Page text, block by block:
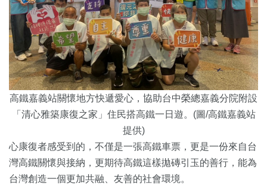
高鐵嘉義站關懷地方快遞愛心，協助台中榮總嘉義分院附設
「 清心雅築康復之家」住民搭高鐵一日遊。(圖/高鐵嘉義站
提供)
心康復者感受到的，不僅是一張高鐵車票， 更是一份來自台
灣高鐵關懷與接納， 更期待高鐵這樣拋磚引玉的善行，能為
台灣創造一個更加共融、 友善的社會環境。